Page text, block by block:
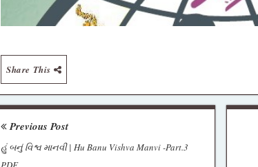
Share This
Previous Post
હું બનું વિશ્વ માનવી | Hu Banu Vishva Manvi -Part.3